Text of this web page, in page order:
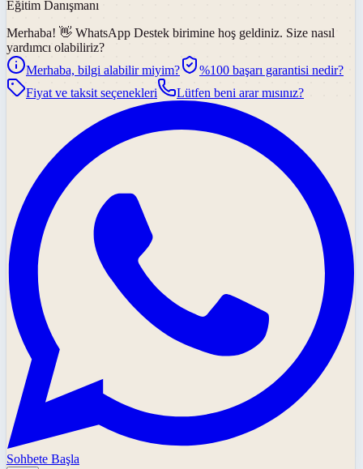
Eğitim Danışmanı
Merhaba! 👋 WhatsApp Destek birimine hoş geldiniz. Size nasıl
yardımcı olabiliriz?
Merhaba, bilgi alabilir miyim?
%100 başarı garantisi nedir?
Fiyat ve taksit seçenekleri
Lütfen beni arar mısınız?
Sohbete Başla